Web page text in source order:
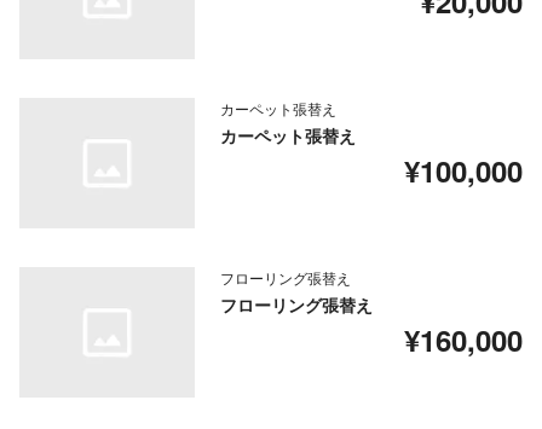
カーペット張替え
カーペット張替え
¥100,000
フローリング張替え
フローリング張替え
¥160,000